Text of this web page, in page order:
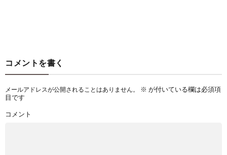
コメントを書く
メールアドレスが公開されることはありません。 ※ が付いている欄は必須項
目です
コメント